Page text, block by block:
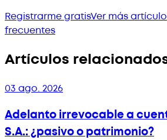
Registrarme gratisVer más
frecuentes
Artículos
03 ago. 2026
Adelanto irrevocable a
S.A.: ¿pasivo o patrimonio?